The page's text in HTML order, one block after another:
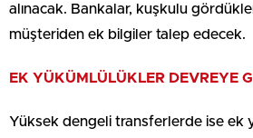
alınacak. Bankalar, kuşkulu
müşteriden ek bilgiler talep edecek.
EK YÜKÜMLÜLÜKLER DEVREYE
Yüksek dengeli transferlerde ise ek